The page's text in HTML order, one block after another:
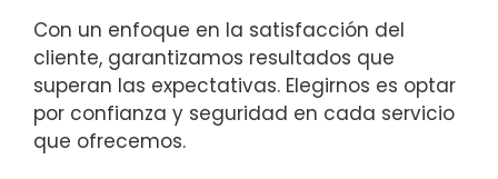
Con un enfoque en la satisfacción del
cliente, garantizamos resultados que
superan las expectativas. Elegirnos es optar
por confianza y seguridad en cada servicio
que ofrecemos.